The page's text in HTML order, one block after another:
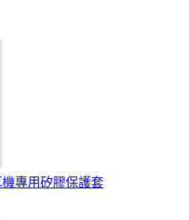
專用矽膠保護套